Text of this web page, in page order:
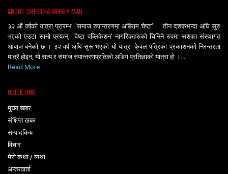
ABOUT CHESTHA WEEKLY MAG
३२ औं वर्षको यात्रा प्रारम्भ ‘समाज रुपान्तरणमा अबिराम चेष्टा’ तीन दशकभन्दा अघि सुरु
भएको एउटा सानो प्रयत्न, ‘चेष्टा पब्लिकेशन’ नागरिकहरुको चिनिने रुपमा सशक्त संस्थागत
आवाज बनेको छ । ३२ वर्ष अघि सुरू भएको यो यात्रा केवल पत्रिका प्रकाशनको निरन्तरता
मात्रै होइन, यो सत्य र समाज रुपान्तरणप्रतिको अडिग प्रतिज्ञाको यात्रा हो ।...
Read More
QUICK LINK
मुख्य खबर
संक्षिप्त खबर
सम्पादकिय
विचार
मेरो कथा / व्यथा
अन्तरवार्ता